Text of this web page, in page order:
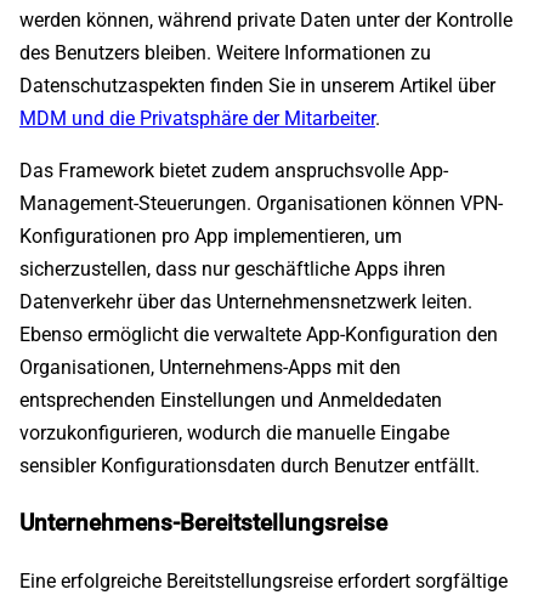
werden können, während private Daten unter der Kontrolle
des Benutzers bleiben. Weitere Informationen zu
Datenschutzaspekten finden Sie in unserem Artikel über
MDM und die Privatsphäre der Mitarbeiter.
Das Framework bietet zudem anspruchsvolle App-
Management-Steuerungen. Organisationen können VPN-
Konfigurationen pro App implementieren, um
sicherzustellen, dass nur geschäftliche Apps ihren
Datenverkehr über das Unternehmensnetzwerk leiten.
Ebenso ermöglicht die verwaltete App-Konfiguration den
Organisationen, Unternehmens-Apps mit den
entsprechenden Einstellungen und Anmeldedaten
vorzukonfigurieren, wodurch die manuelle Eingabe
sensibler Konfigurationsdaten durch Benutzer entfällt.
Unternehmens-Bereitstellungsreise
Eine erfolgreiche Bereitstellungsreise erfordert sorgfältige